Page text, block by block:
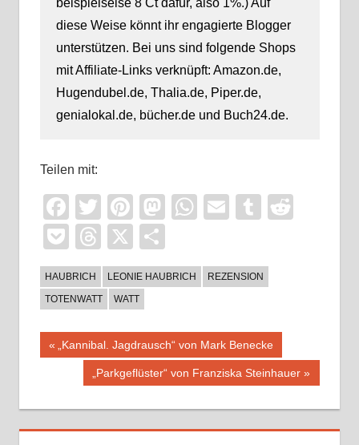
beispielseise 8 Ct dafür, also 1%.) Auf
diese Weise könnt ihr engagierte Blogger
unterstützen. Bei uns sind folgende Shops
mit Affiliate-Links verknüpft: Amazon.de,
Hugendubel.de, Thalia.de, Piper.de,
genialokal.de, bücher.de und Buch24.de.
Teilen mit:
Facebook
TwitterPinterest
Mastodon
WhatsApp
EmailTumblr
PocketThreads
X
HAUBRICH LEONIE HAUBRICH
REZENSION
TOTENWATT
WATT
Beitragsnavigation
Vorheriger
Beitrag:
„Kannibal. Jagdrausch“ von Mark Benecke
Nächster
„Parkgeflüster“ von Franziska Steinhauer